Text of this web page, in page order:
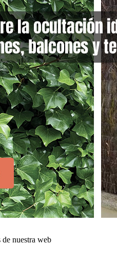
nuestra web